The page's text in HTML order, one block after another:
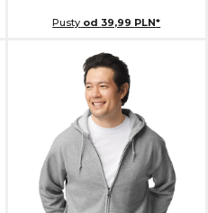
Pusty od39,99 PLN*